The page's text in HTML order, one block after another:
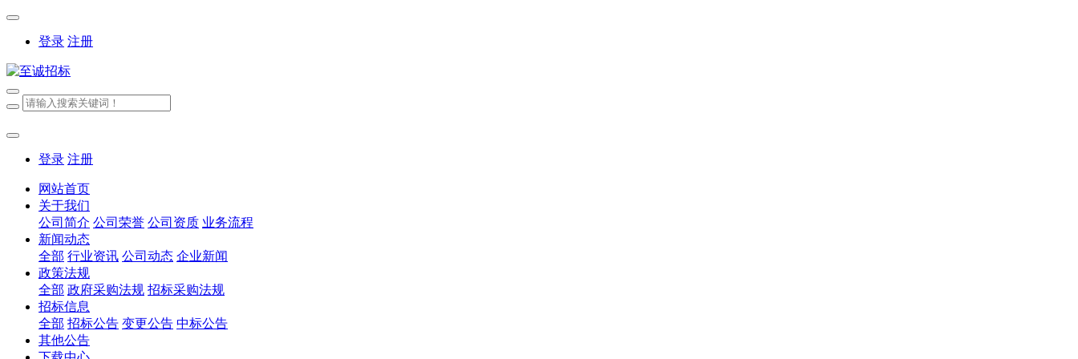
登录 注册
登录 注册
网站首页
关于我们
公司简介 公司荣誉 公司资质 业务流程
新闻动态
全部 行业资讯 公司动态 企业新闻
政策法规
全部 政府采购法规 招标采购法规
招标信息
全部 招标公告 变更公告 中标公告
其他公告